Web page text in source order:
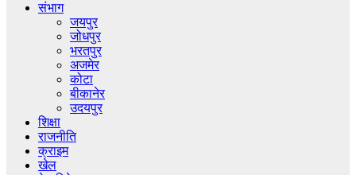
संभाग
जयपुर
जोधपुर
भरतपुर
अजमेर
कोटा
बीकानेर
उदयपुर
शिक्षा
राजनीति
क्राइम
खेल